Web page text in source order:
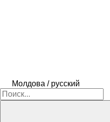
Молдова / русский